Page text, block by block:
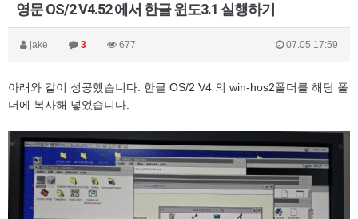
영문 OS/2 V4.52 에서 한글 윈도3.1 실행하기
jake 3 677 07.05 17:59
아래와 같이 성공했습니다. 한글 OS/2 V4 의 win-hos2폴더를 해당 폴
더에 복사해 넣었습니다.